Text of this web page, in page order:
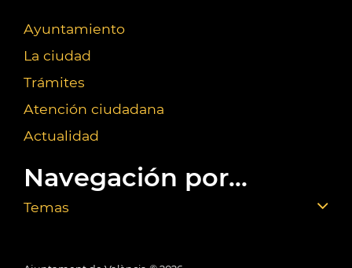
Ayuntamiento
La ciudad
Trámites
Atención ciudadana
Actualidad
Navegación por...
Temas